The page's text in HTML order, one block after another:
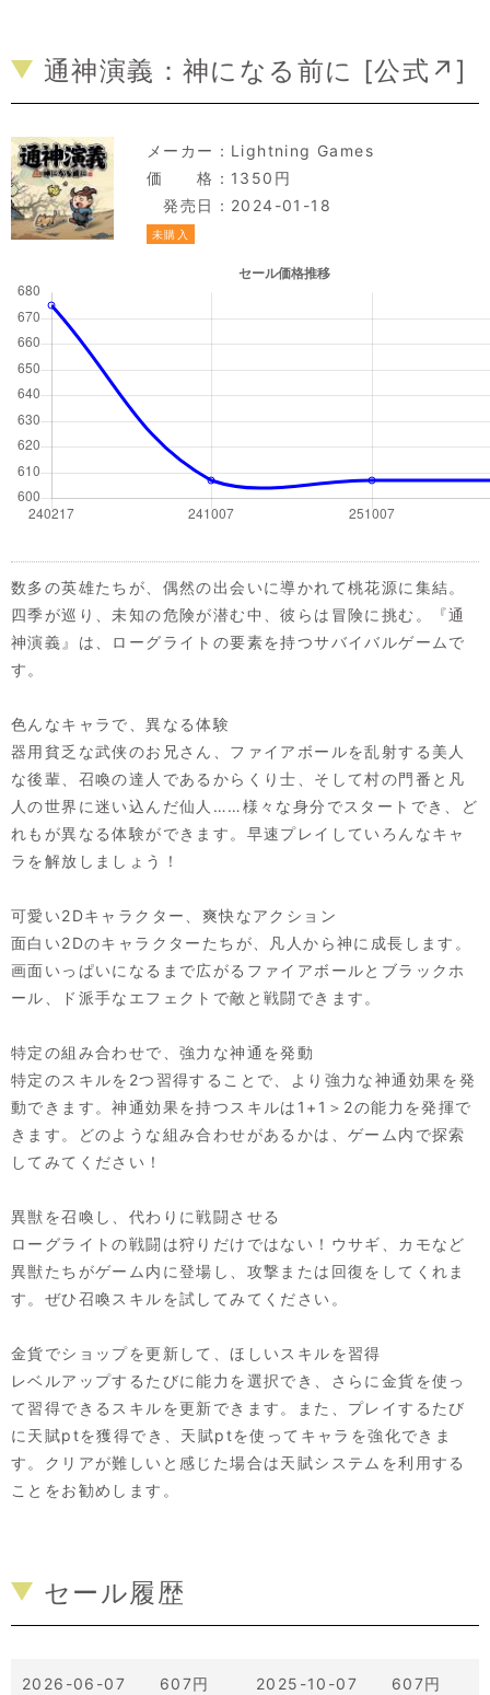
通神演義：神になる前に [公式↗]
メーカー： Lightning Games
価 格：1350円
発売日：2024-01-18
未購入
数多の英雄たちが、偶然の出会いに導かれて桃花源に集結。
四季が巡り、未知の危険が潜む中、彼らは冒険に挑む。『通
神演義』は、ローグライトの要素を持つサバイバルゲームで
す。
色んなキャラで、異なる体験
器用貧乏な武侠のお兄さん、ファイアボールを乱射する美人
な後輩、召喚の達人であるからくり士、そして村の門番と凡
人の世界に迷い込んだ仙人……様々な身分でスタートでき、ど
れもが異なる体験ができます。早速プレイしていろんなキャ
ラを解放しましょう！
可愛い2Dキャラクター、爽快なアクション
面白い2Dのキャラクターたちが、凡人から神に成長します。
画面いっぱいになるまで広がるファイアボールとブラックホ
ール、ド派手なエフェクトで敵と戦闘できます。
特定の組み合わせで、強力な神通を発動
特定のスキルを2つ習得することで、より強力な神通効果を発
動できます。神通効果を持つスキルは1+1＞2の能力を発揮で
きます。どのような組み合わせがあるかは、ゲーム内で探索
してみてください！
異獣を召喚し、代わりに戦闘させる
ローグライトの戦闘は狩りだけではない！ウサギ、カモなど
異獣たちがゲーム内に登場し、攻撃または回復をしてくれま
す。ぜひ召喚スキルを試してみてください。
金貨でショップを更新して、ほしいスキルを習得
レベルアップするたびに能力を選択でき、さらに金貨を使っ
て習得できるスキルを更新できます。また、プレイするたび
に天賦ptを獲得でき、天賦ptを使ってキャラを強化できま
す。クリアが難しいと感じた場合は天賦システムを利用する
ことをお勧めします。
セール履歴
2026-06-07 607円 2025-10-07 607円